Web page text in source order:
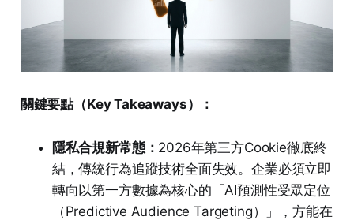
關鍵要點（Key Takeaways）：
隱私合規新常態： 2026年第三方Cookie徹底終
結，傳統行為追蹤技術全面失效。企業必須立即
轉向以第一方數據為核心的「AI預測性受眾定位
（Predictive Audience Targeting）」，方能在